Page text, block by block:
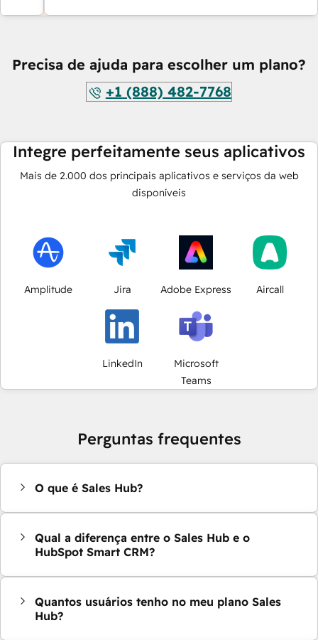
Precisa de ajuda para escolher um plano?
+1 (888) 482-7768
Integre perfeitamente seus aplicativos
Mais de 2.000 dos principais aplicativos e serviços da web
disponíveis
Amplitude Jira Adobe Express Aircall
LinkedIn
Microsoft
Teams
Perguntas frequentes
O que é Sales Hub?
Qual a diferença entre o Sales Hub e o
HubSpot Smart CRM?
Quantos usuários tenho no meu plano Sales
Hub?